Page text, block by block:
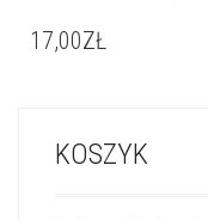
17,00ZŁ
KOSZYK